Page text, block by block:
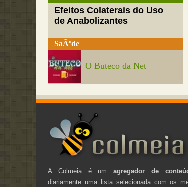
Efeitos Colaterais do Uso
de Anabolizantes
SaÃºde
O Buteco da Net
A Colmeia é umagregador de
diariamente uma lista selecionada com os